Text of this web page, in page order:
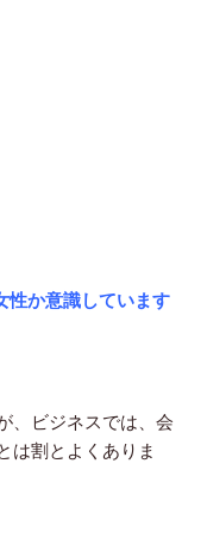
か意識しています
、ビジネスでは、会
は割とよくありま